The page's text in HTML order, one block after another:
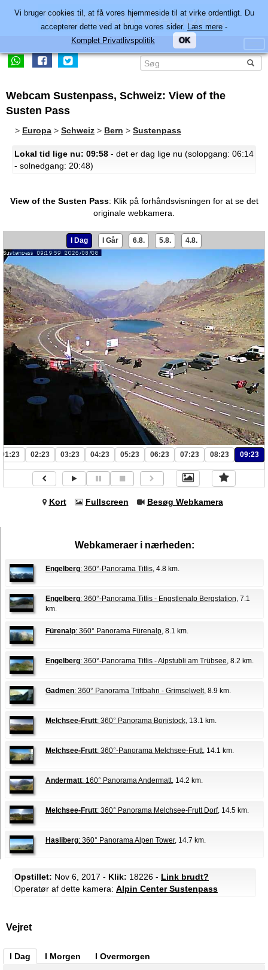
Webcam Sustenpass, Schweiz: View of the
Susten Pass
> Europa > Schweiz > Bern > Sustenpass
Lokal tid lige nu: 09:58 - det er dag lige nu (solopgang: 06:14
- solnedgang: 20:48)
View of the Susten Pass: Klik på forhåndsvisningen for at se det
originale webkamera.
I Dag I Går 6.8. 5.8. 4.8.
01:23 02:23 03:23 04:23 05:23 06:23 07:23 08:23 09:23
Kort Fullscreen Besøg Webkamera
Webkameraer i nærheden:
Engelberg: 360°-Panorama Titlis, 4.8 km.
Engelberg: 360°-Panorama Titlis - Engstlenalp Bergstation, 7.1
km.
Fürenalp: 360° Panorama Fürenalp, 8.1 km.
Engelberg: 360°-Panorama Titlis - Alpstubli am Trübsee, 8.2 km.
Gadmen: 360° Panorama Triftbahn - Grimselwelt, 8.9 km.
Melchsee-Frutt: 360° Panorama Bonistock, 13.1 km.
Melchsee-Frutt: 360°-Panorama Melchsee-Frutt, 14.1 km.
Andermatt: 160° Panorama Andermatt, 14.2 km.
Melchsee-Frutt: 360° Panorama Melchsee-Frutt Dorf, 14.5 km.
Hasliberg: 360° Panorama Alpen Tower, 14.7 km.
Opstillet: Nov 6, 2017 - Klik: 18226 - Link brudt?
Operatør af dette kamera: Alpin Center Sustenpass
Vejret
I Dag I Morgen I Overmorgen
Vi bruger cookies til, at få vores hjemmeside til at virke ordentligt. Du
accepterer dette ved at bruge vores sider. Læs mere -
Komplet Privatlivspolitik
OK